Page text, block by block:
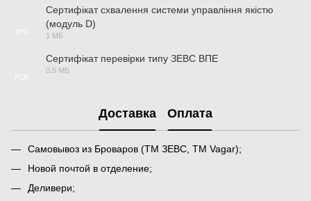
Сертифікат схвалення системи управління якістю
(модуль D)
1 МБ
Сертифікат перевірки типу ЗЕВС ВПЕ
0.5 МБ
Доставка Оплата
Самовывоз из Броваров (ТМ ЗЕВС, ТМ Vagar);
Новой почтой в отделение;
Деливери;